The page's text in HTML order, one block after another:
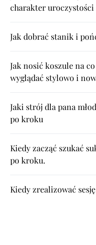
charakter uroczystości
Jak dobrać stanik i
Jak nosić koszule na
wyglądać stylowo i
Jaki strój dla pana
po kroku
Kiedy zacząć szukać
po kroku.
Kiedy zrealizować